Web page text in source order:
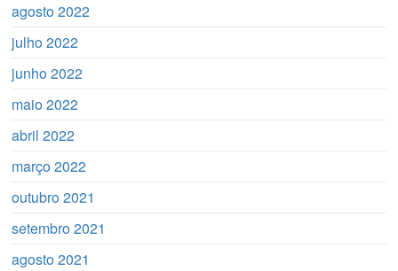
agosto 2022
julho 2022
junho 2022
maio 2022
abril 2022
março 2022
outubro 2021
setembro 2021
agosto 2021